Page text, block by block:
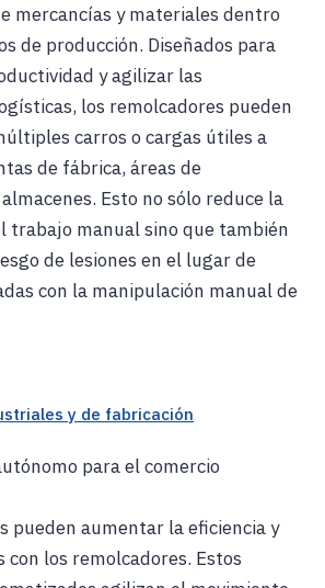
mercancías y materiales dentro
de producción. Diseñados para
y agilizar las
los remolcadores pueden
carros o cargas útiles a
de fábrica, áreas de
Esto no sólo reduce la
trabajo manual sino que también
de lesiones en el lugar de
con la manipulación manual de
y de fabricación
para el comercio
pueden aumentar la eficiencia y
con los remolcadores. Estos